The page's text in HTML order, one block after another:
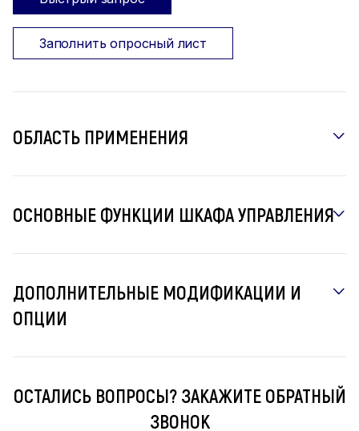
Заполнить опросный лист
ОБЛАСТЬ ПРИМЕНЕНИЯ
ОСНОВНЫЕ ФУНКЦИИ ШКАФА УПРАВЛЕНИЯ
ДОПОЛНИТЕЛЬНЫЕ МОДИФИКАЦИИ И
ОПЦИИ
ОСТАЛИСЬ ВОПРОСЫ? ЗАКАЖИТЕ ОБРАТНЫЙ
ЗВОНОК